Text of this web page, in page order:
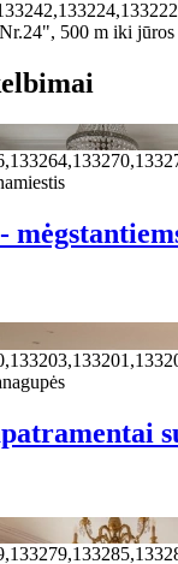
500 m iki jūros